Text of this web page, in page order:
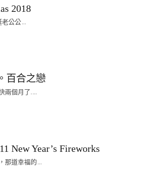
2018
公公...
百合之戀
兩個月了....
New Year’s Fireworks
那道幸福的...